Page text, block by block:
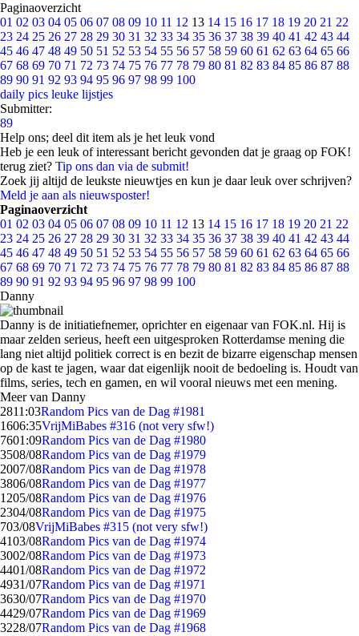
Paginaoverzicht
01 02 03 04 05 06 07 08 09 10 11 12 13 14 15 16 17 18 19 20 21 22
23 24 25 26 27 28 29 30 31 32 33 34 35 36 37 38 39 40 41 42 43 44
45 46 47 48 49 50 51 52 53 54 55 56 57 58 59 60 61 62 63 64 65 66
67 68 69 70 71 72 73 74 75 76 77 78 79 80 81 82 83 84 85 86 87 88
89 90 91 92 93 94 95 96 97 98 99 100
daily pics leuke lijstjes
Submitter:
89
Help ons; deel dit item als je het leuk vond
Heb je een leuk of interessant bericht gevonden dat je graag op FOK!
terug ziet? Tip ons dan via de submit!
Zoek jij altijd de leukste nieuwtjes en kun je daar leuk over schrijven?
Meld je aan als nieuwsposter!
Paginaoverzicht
01 02 03 04 05 06 07 08 09 10 11 12 13 14 15 16 17 18 19 20 21 22
23 24 25 26 27 28 29 30 31 32 33 34 35 36 37 38 39 40 41 42 43 44
45 46 47 48 49 50 51 52 53 54 55 56 57 58 59 60 61 62 63 64 65 66
67 68 69 70 71 72 73 74 75 76 77 78 79 80 81 82 83 84 85 86 87 88
89 90 91 92 93 94 95 96 97 98 99 100
Danny
Danny is de initiatiefnemer, oprichter en eigenaar van FOK.nl. Hij is
maar zelden serieus, heeft een uitgesproken Rotterdamse mening die
lang niet altijd politiek correct is en bezit de bizarre eigenschap mensen
op de kast te jagen, waar dat eigenlijk nooit de bedoeling is. Houdt van
films, series, tech en gamen, en wil vooral nieuws met een mening.
Meer van Danny
2811:03Random Pics van de Dag #1981
1606:35VrijMiBabes #316 (not very sfw!)
7601:09Random Pics van de Dag #1980
3508/08Random Pics van de Dag #1979
2007/08Random Pics van de Dag #1978
3806/08Random Pics van de Dag #1977
1205/08Random Pics van de Dag #1976
2304/08Random Pics van de Dag #1975
703/08VrijMiBabes #315 (not very sfw!)
4103/08Random Pics van de Dag #1974
3002/08Random Pics van de Dag #1973
4401/08Random Pics van de Dag #1972
4931/07Random Pics van de Dag #1971
3630/07Random Pics van de Dag #1970
4429/07Random Pics van de Dag #1969
3228/07Random Pics van de Dag #1968